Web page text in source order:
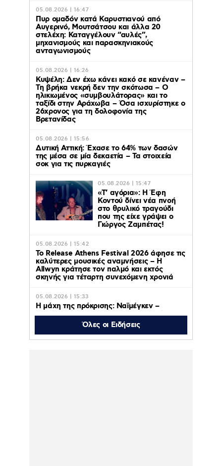
05.08.2026 | 16:47
Πυρ ομαδόν κατά Καρυστιανού από
Αυγερινό, Μουτσάτσου και άλλα 20
στελέχη: Καταγγέλουν “αυλές”,
μηχανισμούς και παρασκηνιακούς
ανταγωνισμούς
05.08.2026 | 16:26
Κυψέλη: Δεν έχω κάνει κακό σε κανέναν –
Τη βρήκα νεκρή δεν την σκότωσα – Ο
ηλικιωμένος «συμβουλάτορας» και το
ταξίδι στην Αράχωβα – Όσα ισχυρίστηκε ο
26χρονος για τη δολοφονία της
Βρετανίδας
05.08.2026 | 15:56
Δυτική Αττική: Έχασε το 64% των δασών
της μέσα σε μία δεκαετία – Τα στοιχεία
σοκ για τις πυρκαγιές
05.08.2026 | 15:47
«Τ’ αγόρια»: Η Έφη
Κοντού δίνει νέα πνοή
στο θρυλικό τραγούδι
που της είχε γράψει ο
Γιώργος Ζαμπέτας!
05.08.2026 | 15:42
Το Release Athens Festival 2026 άφησε τις
καλύτερες μουσικές αναμνήσεις – Η
Allwyn κράτησε τον παλμό και εκτός
σκηνής για τέταρτη συνεχόμενη χρονιά
05.08.2026 | 15:33
Η μάχη της πρόκρισης: Ναϊμέγκεν –
Ολυμπιακός ζωντανά στο MEGA, Τρίτη 11
Αυγούστου στις 20:30
05.08.2026 | 15:27
Όλες οι Ειδήσεις